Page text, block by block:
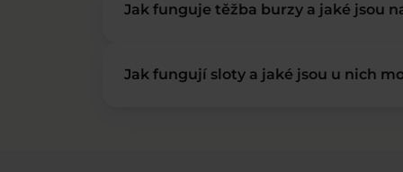
Jak funguje těžba burzy a jaké jsou
Jak fungují sloty a jaké jsou u nich